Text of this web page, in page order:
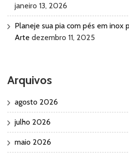
janeiro 13, 2026
Planeje sua pia com pés em inox
Arte dezembro 11, 2025
Arquivos
agosto 2026
julho 2026
maio 2026